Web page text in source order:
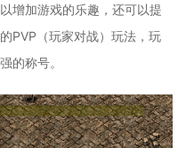
增加游戏的乐趣，还可以提
PVP（玩家对战）玩法，玩
的称号。